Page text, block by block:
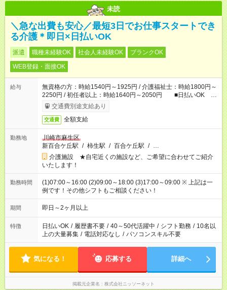
未読
＼急な出費も安心／最短3日でお仕事スタートでき
る介護＊即日×日払いOK
派遣 職種未経験OK 社会人未経験OK
ブランクOK
WEB登録・面接OK
給与
無資格の方：時給1540円～1925円 / 介護福祉士：時給1800円～
2250円 / 初任者以上：時給1640円～2050円 ■日払いOK ■
日収例：1万2320円（時給1540円×8h）
交通費別途支給あり
交通費 全額支給
勤務地
川崎市麻生区
新百合ケ丘駅 / 柿生駅 / 百合ケ丘駅 / …
介護施設 ★自宅近くの施設など、ご希望に合わせてご紹介
いたします！
勤務時間
(1)07:00～16:00 (2)09:00～18:00 (3)17:00～09:00 ※ 上記は一
例です！その他シフトもご相談ください！
期間 即日～2ヶ月以上
特徴 日払いOK / 履歴書不要 / 40～50代活躍中 / シフト勤務 / 10名以
上の大量募集 / 電話対応なし / パソコンスキル不要
気になる！ 応募する 詳細へ
掲載元企業名 株式会社ニッソーネット